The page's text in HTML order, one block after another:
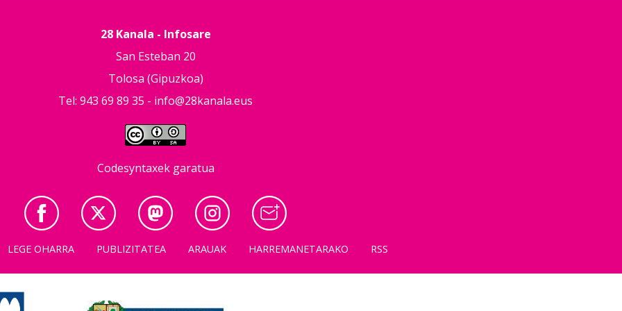
28 Kanala - Infosare
San Esteban 20
Tolosa (Gipuzkoa)
Tel: 943 69 89 35 - info@28kanala.eus
Codesyntaxek garatua
LEGE OHARRA PUBLIZITATEA ARAUAK HARREMANETARAKO RSS